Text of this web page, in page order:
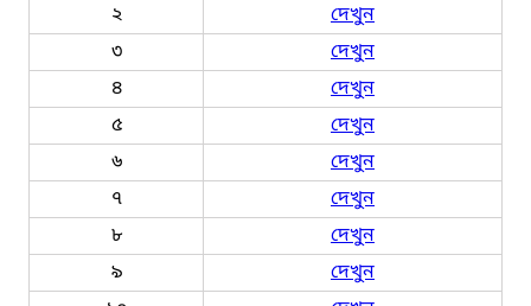
২
দেখুন
৩
দেখুন
৪
দেখুন
৫
দেখুন
৬
দেখুন
৭
দেখুন
৮
দেখুন
৯
দেখুন